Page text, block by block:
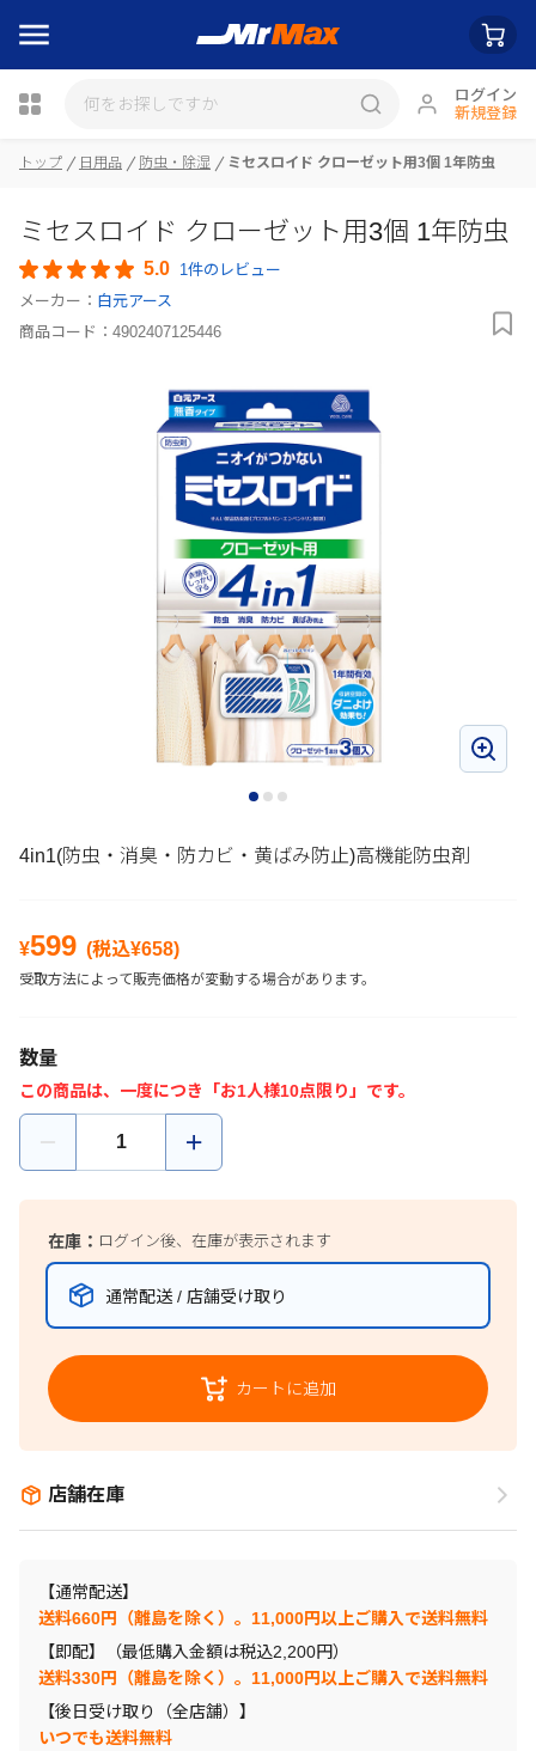
ログイン
新規登録
トップ 日用品 防虫・除湿 ミセスロイド クローゼット用3個 1年防虫
ミセスロイド クローゼット用3個 1年防虫
5.0 1件のレビュー
メーカー： 白元アース
商品コード： 4902407125446
4in1(防虫・消臭・防カビ・黄ばみ防止)高機能防虫剤
¥599 (税込¥658)
受取方法によって販売価格が変動する場合があります。
数量
この商品は、一度につき「お1人様10点限り」です。
在庫： ログイン後、在庫が表示されます
通常配送 / 店舗受け取り
カートに追加
店舗在庫
【通常配送】
送料660円（離島を除く）。11,000円以上ご購入で送料無料
【即配】（最低購入金額は税込2,200円）
送料330円（離島を除く）。11,000円以上ご購入で送料無料
【後日受け取り（全店舗）】
いつでも送料無料